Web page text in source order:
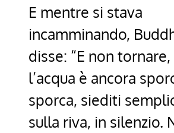
E mentre si stava
incamminando,
disse: “E non tornare,
l’acqua è ancora
sporca, siediti
sulla riva, in silenzio.